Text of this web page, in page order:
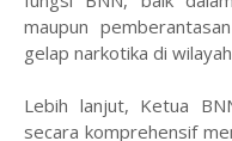
maupun
gelap narkotika di
Lebih lanjut, Ketua
secara komprehensif